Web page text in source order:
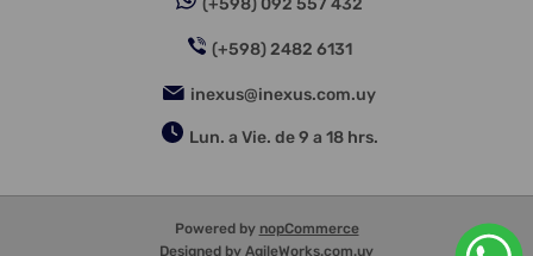
(+598) 2482 6131
inexus@inexus.com.uy
Lun. a Vie. de 9 a 18 hrs.
Powered by nopCommerce
Designed by AgileWorks.com.uy